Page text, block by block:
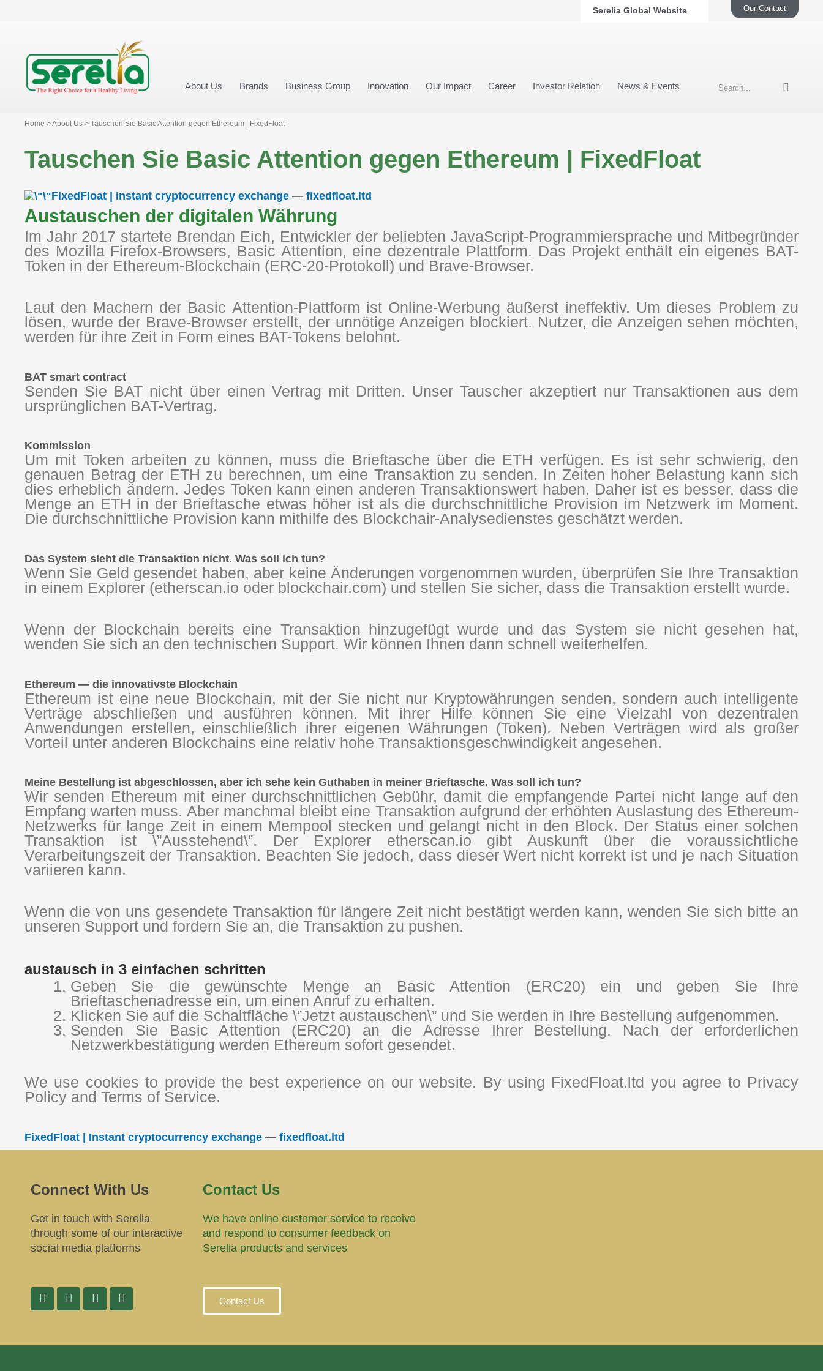
Serelia Global Website Our Contact
About Us Brands Business Group Innovation Our Impact Career Investor Relation News & Events
Home > About Us > Tauschen Sie Basic Attention gegen Ethereum | FixedFloat
Tauschen Sie Basic Attention gegen Ethereum | FixedFloat
FixedFloat | Instant cryptocurrency exchange — fixedfloat.ltd
Austauschen der digitalen Währung
Im Jahr 2017 startete Brendan Eich, Entwickler der beliebten JavaScript-Programmiersprache und Mitbegründer
des Mozilla Firefox-Browsers, Basic Attention, eine dezentrale Plattform. Das Projekt enthält ein eigenes BAT-
Token in der Ethereum-Blockchain (ERC-20-Protokoll) und Brave-Browser.
Laut den Machern der Basic Attention-Plattform ist Online-Werbung äußerst ineffektiv. Um dieses Problem zu
lösen, wurde der Brave-Browser erstellt, der unnötige Anzeigen blockiert. Nutzer, die Anzeigen sehen möchten,
werden für ihre Zeit in Form eines BAT-Tokens belohnt.
BAT smart contract
Senden Sie BAT nicht über einen Vertrag mit Dritten. Unser Tauscher akzeptiert nur Transaktionen aus dem
ursprünglichen BAT-Vertrag.
Kommission
Um mit Token arbeiten zu können, muss die Brieftasche über die ETH verfügen. Es ist sehr schwierig, den
genauen Betrag der ETH zu berechnen, um eine Transaktion zu senden. In Zeiten hoher Belastung kann sich
dies erheblich ändern. Jedes Token kann einen anderen Transaktionswert haben. Daher ist es besser, dass die
Menge an ETH in der Brieftasche etwas höher ist als die durchschnittliche Provision im Netzwerk im Moment.
Die durchschnittliche Provision kann mithilfe des Blockchair-Analysedienstes geschätzt werden.
Das System sieht die Transaktion nicht. Was soll ich tun?
Wenn Sie Geld gesendet haben, aber keine Änderungen vorgenommen wurden, überprüfen Sie Ihre Transaktion
in einem Explorer (etherscan.io oder blockchair.com) und stellen Sie sicher, dass die Transaktion erstellt wurde.
Wenn der Blockchain bereits eine Transaktion hinzugefügt wurde und das System sie nicht gesehen hat,
wenden Sie sich an den technischen Support. Wir können Ihnen dann schnell weiterhelfen.
Ethereum — die innovativste Blockchain
Ethereum ist eine neue Blockchain, mit der Sie nicht nur Kryptowährungen senden, sondern auch intelligente
Verträge abschließen und ausführen können. Mit ihrer Hilfe können Sie eine Vielzahl von dezentralen
Anwendungen erstellen, einschließlich ihrer eigenen Währungen (Token). Neben Verträgen wird als großer
Vorteil unter anderen Blockchains eine relativ hohe Transaktionsgeschwindigkeit angesehen.
Meine Bestellung ist abgeschlossen, aber ich sehe kein Guthaben in meiner Brieftasche. Was soll ich tun?
Wir senden Ethereum mit einer durchschnittlichen Gebühr, damit die empfangende Partei nicht lange auf den
Empfang warten muss. Aber manchmal bleibt eine Transaktion aufgrund der erhöhten Auslastung des Ethereum-
Netzwerks für lange Zeit in einem Mempool stecken und gelangt nicht in den Block. Der Status einer solchen
Transaktion ist \”Ausstehend\”. Der Explorer etherscan.io gibt Auskunft über die voraussichtliche
Verarbeitungszeit der Transaktion. Beachten Sie jedoch, dass dieser Wert nicht korrekt ist und je nach Situation
variieren kann.
Wenn die von uns gesendete Transaktion für längere Zeit nicht bestätigt werden kann, wenden Sie sich bitte an
unseren Support und fordern Sie an, die Transaktion zu pushen.
austausch in 3 einfachen schritten
Geben Sie die gewünschte Menge an Basic Attention (ERC20) ein und geben Sie Ihre
Brieftaschenadresse ein, um einen Anruf zu erhalten.
Klicken Sie auf die Schaltfläche \”Jetzt austauschen\” und Sie werden in Ihre Bestellung aufgenommen.
Senden Sie Basic Attention (ERC20) an die Adresse Ihrer Bestellung. Nach der erforderlichen
Netzwerkbestätigung werden Ethereum sofort gesendet.
We use cookies to provide the best experience on our website. By using FixedFloat.ltd you agree to Privacy
Policy and Terms of Service.
FixedFloat | Instant cryptocurrency exchange — fixedfloat.ltd
Connect With Us
Get in touch with Serelia
through some of our interactive
social media platforms
Contact Us
We have online customer service to receive
and respond to consumer feedback on
Serelia products and services
Contact Us